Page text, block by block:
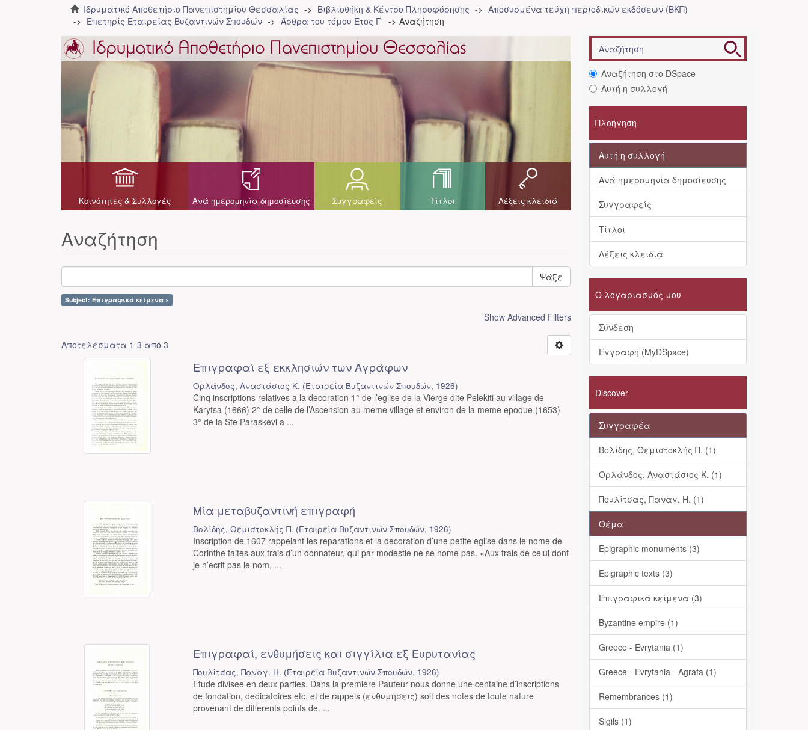
Ιδρυματικό Αποθετήριο Πανεπιστημίου Θεσσαλίας Βιβλιοθήκη & Κέντρο Πληροφόρησης
Αποσυρμένα τεύχη περιοδικών εκδόσεων (ΒΚΠ)
Επετηρίς Εταιρείας Βυζαντινών Σπουδών
Άρθρα του τόμου Έτος Γ' Αναζήτηση
Κοινότητες & Συλλογές Ανά ημερομηνία δημοσίευσης Συγγραφείς Τίτλοι Λέξεις κλειδιά
Αναζήτηση
Ψάξε
Subject: Επιγραφικά κείμενα ×
Show Advanced Filters
Αποτελέσματα 1-3 από 3
Επιγραφαί εξ εκκλησιών των Αγράφων
Ορλάνδος, Αναστάσιος Κ. (Εταιρεία Βυζαντινών Σπουδών, 1926)
Cinq inscriptions relatives a la decoration 1° de l’eglise de la Vierge dite Pelekiti au village de
Karytsa (1666) 2° de celle de l’Ascension au meme village et environ de la meme epoque (1653)
3° de la Ste Paraskevi a ...
Μία μεταβυζαντινή επιγραφή
Βολίδης, Θεμιστοκλής Π. (Εταιρεία Βυζαντινών Σπουδών, 1926)
Inscription de 1607 rappelant les reparations et la decoration d’une petite eglise dans le nome de
Corinthe faites aux frais d’un donnateur, qui par modestie ne se nome pas. «Aux frais de celui dont
je n’ecrit pas le nom, ...
Επιγραφαί, ενθυμήσεις και σιγγίλια εξ Ευρυτανίας
Πουλίτσας, Παναγ. Η. (Εταιρεία Βυζαντινών Σπουδών, 1926)
Etude divisee en deux parties. Dans la premiere Pauteur nous donne une centaine d’inscriptions
de fondation, dedicatoires etc. et de rappels (ενθυμήσεις) soit des notes de toute nature
provenant de differents points de. ...
Αναζήτηση στο DSpace
Αυτή η συλλογή
Πλοήγηση
Αυτή η συλλογή
Ανά ημερομηνία δημοσίευσης
Συγγραφείς
Τίτλοι
Λέξεις κλειδιά
Ο λογαριασμός μου
Σύνδεση
Εγγραφή (MyDSpace)
Discover
Συγγραφέα
Βολίδης, Θεμιστοκλής Π. (1)
Ορλάνδος, Αναστάσιος Κ. (1)
Πουλίτσας, Παναγ. Η. (1)
Θέμα
Epigraphic monuments (3)
Epigraphic texts (3)
Επιγραφικά κείμενα (3)
Byzantine empire (1)
Greece - Evrytania (1)
Greece - Evrytania - Agrafa (1)
Remembrances (1)
Sigils (1)